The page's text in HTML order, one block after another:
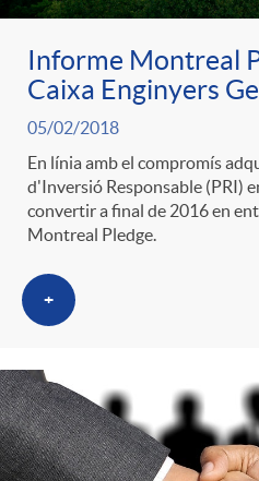
Informe Montreal
Caixa Enginyers
05/02/2018
En línia amb el compromís
d'Inversió Responsable (PRI)
convertir a final de 2016 en
Montreal Pledge.
+